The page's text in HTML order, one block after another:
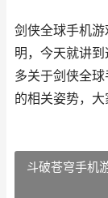
剑侠全球手机
明，今天就讲
多关于剑侠全球
的相关姿势，大
斗破苍穹手机